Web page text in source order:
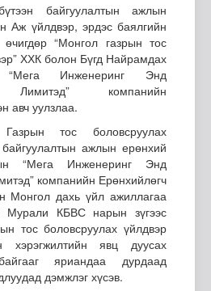
байгуулалтын ажлын
Аж үйлдвэр, эрдэс баялгийн
“Монгол газрын тос
ХХК болон Бүгд Найрамдах
Инженеринг Энд
Лимитэд” компанийн
авч уулзлаа.
тос боловсруулах
ажлын ерөнхий
ын “Мега Инженеринг Энд
компанийн Ерөнхийлөгч
Монгол дахь үйл ажиллагаа
Мурали КБВС нарын зүгээс
тос боловсруулах үйлдвэр
хэрэгжилтийн явц дуусах
яриандаа дурдаад
дэмжлэг хүсэв.